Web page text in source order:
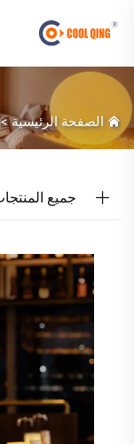
الصفحة الرئيسية
جميع